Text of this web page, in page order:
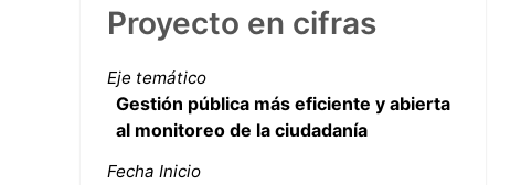
Proyecto en cifras
Eje temático
Gestión pública más eficiente y abierta
al monitoreo de la ciudadanía
Fecha Inicio